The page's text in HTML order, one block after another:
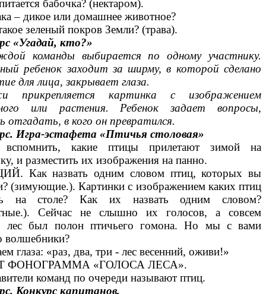
бабочка? (нектаром).
– дикое или домашнее животное?
зеленый покров Земли? (трава).
«Угадай, кто?»
команды выбирается по одному участнику.
ребенок заходит за ширму, в которой сделано
для лица, закрывает глаза.
прикрепляется картинка с изображением
или растения. Ребенок задает вопросы,
отгадать, в кого он превратился.
Игра-эстафета «Птичья столовая»
какие птицы прилетают зимой на
и разместить их изображения на панно.
Как назвать одним словом птиц, которых вы
(зимующие.). Картинки с изображением каких птиц
на столе? Как их назвать одним словом?
Сейчас не слышно их голосов, а совсем
лес был полон птичьего гомона. Но мы с вами
волшебники?
глаза: «раз, два, три - лес весенний, оживи!»
ФОНОГРАММА «ГОЛОСА ЛЕСА».
команд по очереди называют птиц.
Конкурс капитанов.